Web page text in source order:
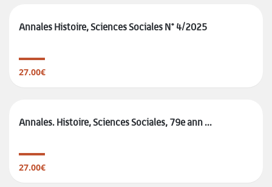
Annales Histoire, Sciences Sociales N° 4/2025
27.00€
Annales. Histoire, Sciences Sociales, 79e ann ...
27.00€